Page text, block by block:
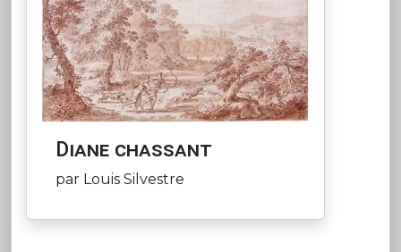
Diane chassant
par Louis Silvestre